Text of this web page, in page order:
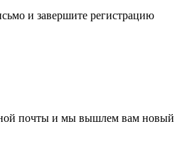
и завершите регистрацию
почты и мы вышлем вам новый